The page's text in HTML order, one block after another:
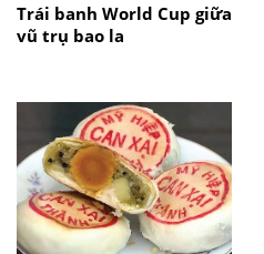
Trái banh World Cup giữa
vũ trụ bao la